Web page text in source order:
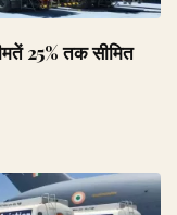
25% तक सीमित